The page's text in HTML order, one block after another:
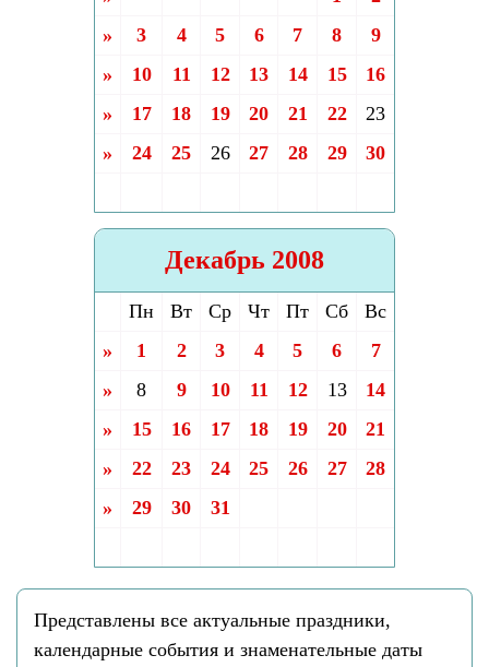
»
3 4 5 6 7 8
9
»
10 11 12 13 14 15
16
»
17 18 19 20 21 22
23
»
24 25 26 27 28 29 30
Декабрь 2008
Пн Вт Ср Чт Пт Сб
Вс
»
1 2 3 4 5 6
7
»
8 9 10 11 12 13
14
»
15 16 17 18 19 20
21
»
22 23 24 25 26 27
28
»
29 30 31
Представлены все актуальные праздники,
календарные события и знаменательные даты